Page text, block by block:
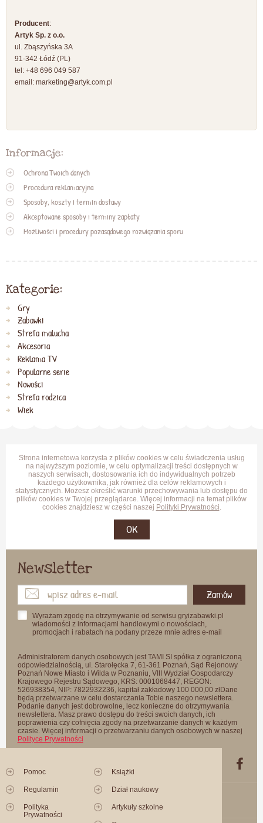
Producent:
Artyk Sp. z o.o.
ul. Zbąszyńska 3A
91-342 Łódź (PL)
tel: +48 696 049 587
email: marketing@artyk.com.pl
Informacje:
Ochrona Twoich danych
Procedura reklamacyjna
Sposoby, koszty i termin dostawy
Akceptowane sposoby i terminy zapłaty
Możliwości i procedury pozasądowego rozwiązania sporu
Kategorie:
Gry
Zabawki
Strefa malucha
Akcesoria
Reklama TV
Popularne serie
Nowości
Strefa rodzica
Wiek
Strona internetowa korzysta z plików cookies w celu świadczenia usług
na najwyższym poziomie, w celu optymalizacji treści dostępnych w
naszych serwisach, dostosowania ich do indywidualnych potrzeb
każdego użytkownika, jak również dla celów reklamowych i
statystycznych. Możesz określić warunki przechowywania lub dostępu do
plików cookies w Twojej przeglądarce. Więcej informacji na temat plików
cookies znajdziesz w części naszej Polityki Prywatności.
OK
Newsletter
Zamów
Wyrażam zgodę na otrzymywanie od serwisu gryizabawki.pl
wiadomości z informacjami handlowymi o nowościach,
promocjach i rabatach na podany przeze mnie adres e-mail
Administratorem danych osobowych jest TAMI SI spółka z ograniczoną
odpowiedzialnością, ul. Starołęcka 7, 61-361 Poznań, Sąd Rejonowy
Poznań Nowe Miasto i Wilda w Poznaniu, VIII Wydział Gospodarczy
Krajowego Rejestru Sądowego, KRS: 0001068447, REGON:
526938354, NIP: 7822932236, kapitał zakładowy 100 000,00 złDane
będą przetwarzane w celu dostarczania Tobie naszego newslettera.
Podanie danych jest dobrowolne, lecz konieczne do otrzymywania
newslettera. Masz prawo dostępu do treści swoich danych, ich
poprawienia czy cofnięcia zgody na przetwarzanie danych w każdym
czasie. Więcej informacji o przetwarzaniu danych osobowych w naszej
Polityce Prywatności
Pomoc
Regulamin
Polityka
Prywatności
Książki
Dział naukowy
Artykuły szkolne